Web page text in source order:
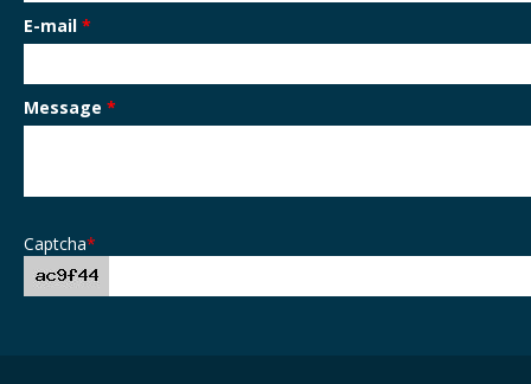
E-mail *
Message *
Captcha*